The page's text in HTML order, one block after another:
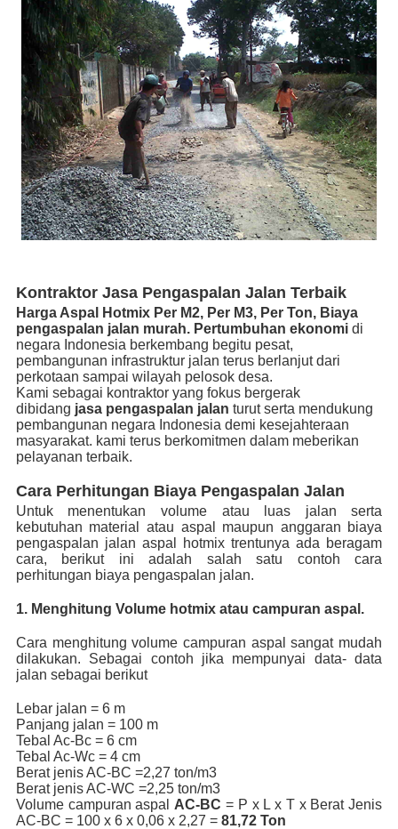
Kontraktor Jasa Pengaspalan Jalan Terbaik
Harga Aspal HotmixPer M2, Per M3, Per Ton, Biaya
pengaspalan jalan murah.Pertumbuhan ekonomidi
negara Indonesia berkembang begitu pesat,
pembangunan infrastruktur jalan terus berlanjut dari
perkotaan sampai wilayah pelosok desa.
Kami sebagai kontraktor yang fokus bergerak
dibidang jasa pengaspalan jalan turut serta mendukung
pembangunan negara Indonesia demi kesejahteraan
masyarakat. kami terus berkomitmen dalam meberikan
pelayanan terbaik.
Cara Perhitungan Biaya Pengaspalan Jalan
Untuk menentukan volume atau luas jalan serta
kebutuhan material atau aspal maupun anggaran biaya
pengaspalan jalan aspal hotmix trentunya ada beragam
cara, berikut ini adalah salah satu contoh cara
perhitungan biaya pengaspalan jalan.
1. Menghitung Volume hotmix atau campuran aspal.
Cara menghitung volume campuran aspal sangat mudah
dilakukan. Sebagai contoh jika mempunyai data- data
jalan sebagai berikut
Lebar jalan = 6 m
Panjang jalan = 100 m
Tebal Ac-Bc = 6 cm
Tebal Ac-Wc = 4 cm
Berat jenis AC-BC =2,27 ton/m3
Berat jenis AC-WC =2,25 ton/m3
Volume campuran aspal AC-BC = P x L x T x Berat Jenis
AC-BC = 100 x 6 x 0,06 x 2,27 = 81,72 Ton